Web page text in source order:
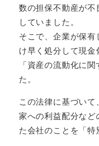
数の担保不動産が
していました。
そこで、企業が保
け早く処分して現
「資産の流動化に
た。
この法律に基づいて、
家への利益配分な
た会社のことを「特